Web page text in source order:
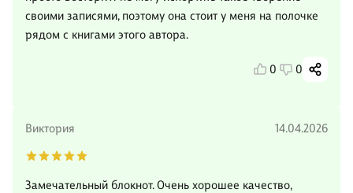
своими записями, поэтому она стоит у меня на полочке
рядом с книгами этого автора.
0 0
Виктория 14.04.2026
Замечательный блокнот. Очень хорошее качество,